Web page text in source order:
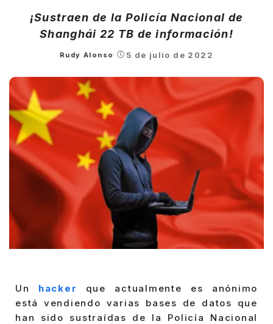
¡Sustraen de la Policía Nacional de
Shanghái 22 TB de información!
Posted
Rudy Alonso 5 de julio de 2022
Un hacker
que actualmente es anónimo
está vendiendo varias bases de datos que
han sido sustraídas de la Policía Nacional